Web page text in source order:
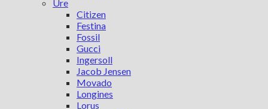
Ure
Citizen
Festina
Fossil
Gucci
Ingersoll
Jacob Jensen
Movado
Longines
Lorus